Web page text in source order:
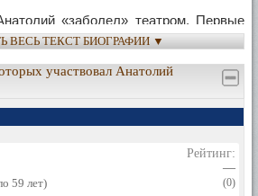
«заболел» театром. Первые
актера проходили в театре
при Дворце культуры города
после окончания школы Котенев
токаря-расточника, и только после
юноша был призван в армию.
столицу. Москва встретила
В Щукинском ему сразу сказали:
До свидания, мы не переучиваем».
ВЕСЬ ТЕКСТ БИОГРАФИИ ▼
участвовал Анатолий
59 лет)
Рейтинг:
—
(0)